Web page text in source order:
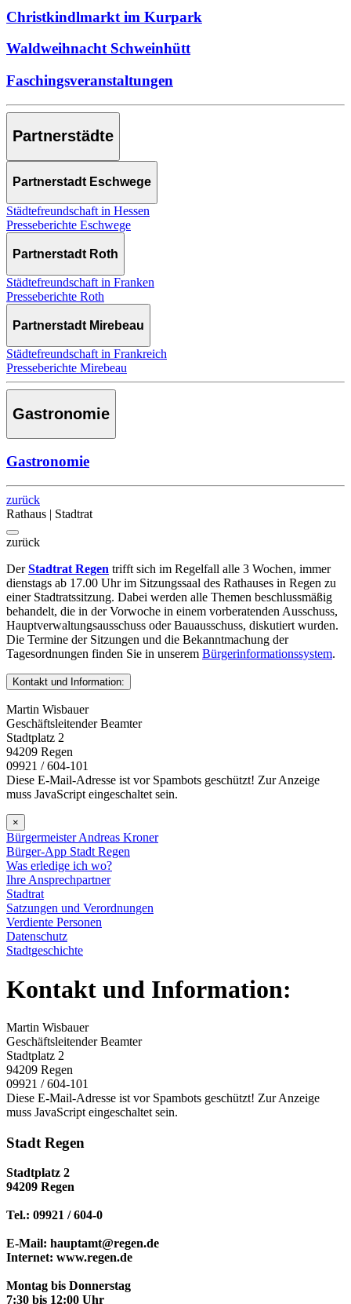
Christkindlmarkt im Kurpark
Waldweihnacht Schweinhütt
Faschingsveranstaltungen
Partnerstädte
Partnerstadt Eschwege
Städtefreundschaft in Hessen
Presseberichte Eschwege
Partnerstadt Roth
Städtefreundschaft in Franken
Presseberichte Roth
Partnerstadt Mirebeau
Städtefreundschaft in Frankreich
Presseberichte Mirebeau
Gastronomie
Gastronomie
zurück
Rathaus | Stadtrat
zurück
DerStadtrat Regen trifft sich im Regelfall alle 3 Wochen, immer
dienstags ab 17.00 Uhr im Sitzungssaal des Rathauses in Regen zu
einer Stadtratssitzung. Dabei werden alle Themen beschlussmäßig
behandelt, die in der Vorwoche in einem vorberatenden Ausschuss,
Hauptverwaltungsausschuss oder Bauausschuss, diskutiert wurden.
Die Termine der Sitzungen und die Bekanntmachung der
Tagesordnungen finden Sie in unserem Bürgerinformationssystem.
Kontakt und Information:
Martin Wisbauer
Geschäftsleitender Beamter
Stadtplatz 2
94209 Regen
09921 / 604-101
Diese E-Mail-Adresse ist vor Spambots geschützt! Zur Anzeige
muss JavaScript eingeschaltet sein.
×
Bürgermeister Andreas Kroner
Bürger-App Stadt Regen
Was erledige ich wo?
Ihre Ansprechpartner
Stadtrat
Satzungen und Verordnungen
Verdiente Personen
Datenschutz
Stadtgeschichte
Kontakt und Information:
Martin Wisbauer
Geschäftsleitender Beamter
Stadtplatz 2
94209 Regen
09921 / 604-101
Diese E-Mail-Adresse ist vor Spambots geschützt! Zur Anzeige
muss JavaScript eingeschaltet sein.
Stadt Regen
Stadtplatz 2
94209 Regen
Tel.: 09921 / 604-0
E-Mail: hauptamt@regen.de
Internet: www.regen.de
Montag bis Donnerstag
7:30 bis 12:00 Uhr